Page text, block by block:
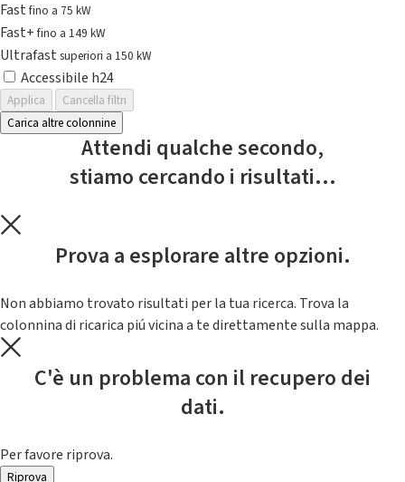
Fastfino a 75 kW
Fast+fino a 149 kW
Ultrafast superiori a 150 kW
Accessibile h24
Applica
Cancella filtri
Carica altre colonnine
Attendi qualche secondo,
stiamo cercando i risultati...
Prova a esplorare altre opzioni.
Non abbiamo trovato risultati per la tua ricerca. Trova la
colonnina di ricarica piú vicina a te direttamente sulla mappa.
C'è un problema con il recupero dei
dati.
Per favore riprova.
Riprova